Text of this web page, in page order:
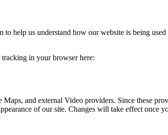
help us understand how our website is being
in your browser here:
and external Video providers. Since these
of our site. Changes will take effect once